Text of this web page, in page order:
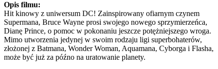
Opis filmu:
Hit kinowy z uniwersum DC! Zainspirowany ofiarnym czynem
Supermana, Bruce Wayne prosi swojego nowego sprzymierzeńca,
Dianę Prince, o pomoc w pokonaniu jeszcze potężniejszego wroga.
Mimo utworzenia jedynej w swoim rodzaju ligi superbohaterów,
złożonej z Batmana, Wonder Woman, Aquamana, Cyborga i Flasha,
może być już za późno na uratowanie planety.